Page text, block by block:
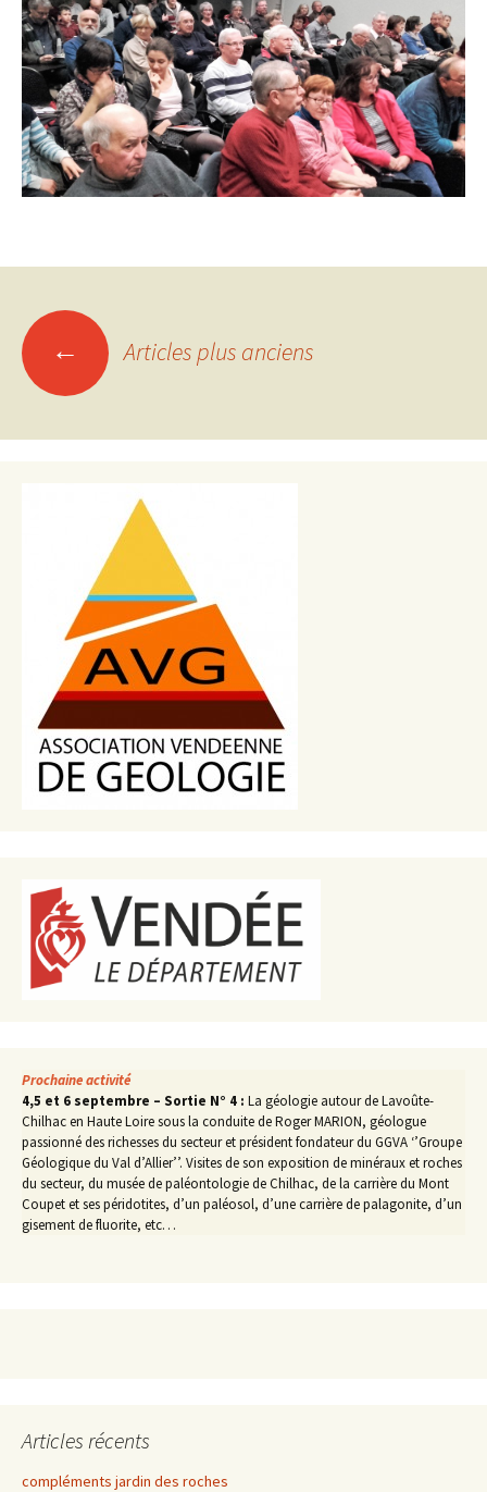
Navigation
des
articles
← Articles plus anciens
Prochaine activité
4,5 et 6 septembre – Sortie N° 4 : La géologie autour de Lavoûte-
Chilhac en Haute Loire sous la conduite de Roger MARION, géologue
passionné des richesses du secteur et président fondateur du GGVA ‘’Groupe
Géologique du Val d’Allier’’. Visites de son exposition de minéraux et roches
du secteur, du musée de paléontologie de Chilhac, de la carrière du Mont
Coupet et ses péridotites, d’un paléosol, d’une carrière de palagonite, d’un
gisement de fluorite, etc…
Articles récents
compléments jardin des roches